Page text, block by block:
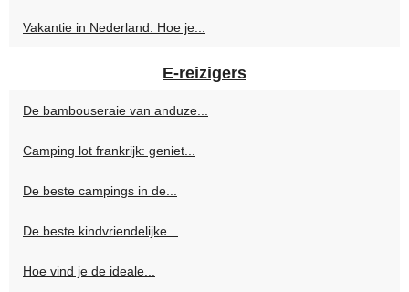
Vakantie in Nederland: Hoe je...
E-reizigers
De bambouseraie van anduze...
Camping lot frankrijk: geniet...
De beste campings in de...
De beste kindvriendelijke...
Hoe vind je de ideale...